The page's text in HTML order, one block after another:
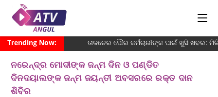
Trending Now: ତାଳଚେର ପୌର କର୍ମଚାରୀଙ୍କ ପାଇଁ ଖୁସି ଖବର:
ନରେନ୍ଦ୍ର ମୋଦୀଙ୍କ ଜନ୍ମ ଦିନ ଓ ପଣ୍ଡିତ
ଦିନଦୟାଲଙ୍କ ଜନ୍ମ ଜୟନ୍ତୀ ଅବସରରେ ରକ୍ତ ଦାନ
ଶିବିର